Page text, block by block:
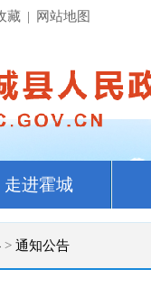
藏 | 网站地图
走进霍城
> 通知公告